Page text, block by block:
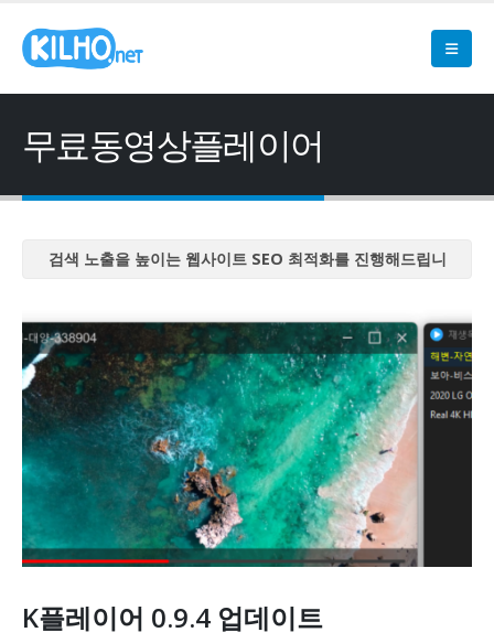
무료동영상플레이어
검색 노출을 높이는 웹사이트 SEO 최적화를 진행해드립니
검색 노출을 높이는 웹사이트 SEO 최적화를 진행해드립니
다
검색 노출을 높이는 웹사이트 SEO 최적화를 진행해드립니
다
검색 노출을 높이는 웹사이트 SEO 최적화를 진행해드립니
다
검색 노출을 높이는 웹사이트 SEO 최적화를 진행해드립니
다
K플레이어 0.9.4 업데이트